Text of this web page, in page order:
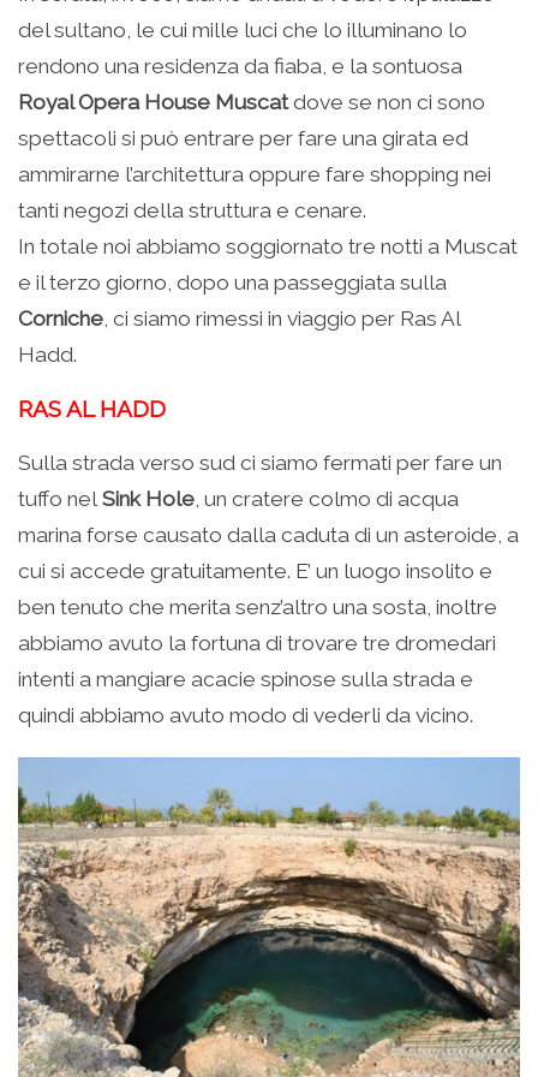
del sultano, le cui mille luci che lo illuminano lo
rendono una residenza da fiaba, e la sontuosa
Royal Opera House Muscatdove se non ci sono
spettacoli si può entrare per fare una girata ed
ammirarne l’architettura oppure fare shopping nei
tanti negozi della struttura e cenare.
In totale noi abbiamo soggiornato tre notti a Muscat
e il terzo giorno, dopo una passeggiata sulla
Corniche, ci siamo rimessi in viaggio per Ras Al
Hadd.
RAS AL HADD
Sulla strada verso sud ci siamo fermati per fare un
tuffo nel Sink Hole, un cratere colmo di acqua
marina forse causato dalla caduta di un asteroide, a
cui si accede gratuitamente. E’ un luogo insolito e
ben tenuto che merita senz’altro una sosta, inoltre
abbiamo avuto la fortuna di trovare tre dromedari
intenti a mangiare acacie spinose sulla strada e
quindi abbiamo avuto modo di vederli da vicino.